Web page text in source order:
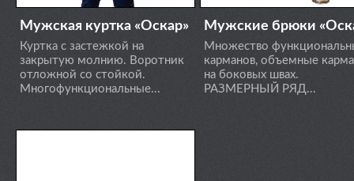
Мужская куртка «Оскар»
Куртка с застежкой на
закрытую молнию. Воротник
отложной со стойкой.
Многофункциональные...
Мужские брюки
Множество
карманов, объемные
на боковых швах.
РАЗМЕРНЫЙ РЯД...